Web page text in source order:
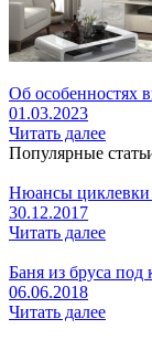
Об особенностях
01.03.2023
Читать далее
Популярные
Нюансы циклевки
30.12.2017
Читать далее
Баня из бруса под
06.06.2018
Читать далее